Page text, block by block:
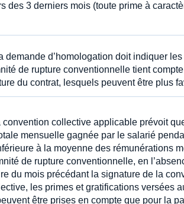
des 3 derniers mois (toute prime à
demande d’homologation doit indiquer
de rupture conventionnelle tient
du contrat, lesquels peuvent être plus
convention collective applicable prévoit
mensuelle gagnée par le salarié
à la moyenne des rémunérations
de rupture conventionnelle, en
du mois précédant la signature de la
les primes et gratifications versées
être prises en compte que pour la